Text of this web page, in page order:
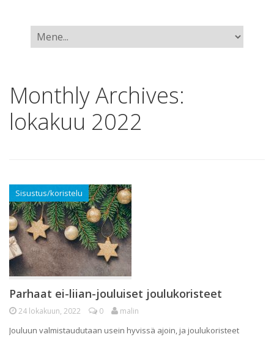
Monthly Archives:
lokakuu 2022
Sisustus/koristelu
Parhaat ei-liian-jouluiset joulukoristeet
24 lokakuun, 2022 0 malin
Jouluun valmistaudutaan usein hyvissä ajoin, ja joulukoristeet